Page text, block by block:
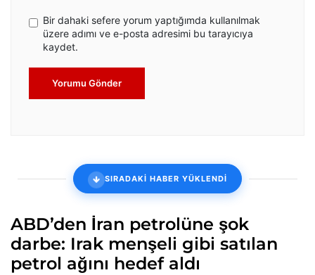
Bir dahaki sefere yorum yaptığımda kullanılmak
üzere adımı ve e-posta adresimi bu tarayıcıya
kaydet.
Yorumu Gönder
SIRADAKİ HABER YÜKLENDİ
ABD’den İran petrolüne şok
darbe: Irak menşeli gibi satılan
petrol ağını hedef aldı